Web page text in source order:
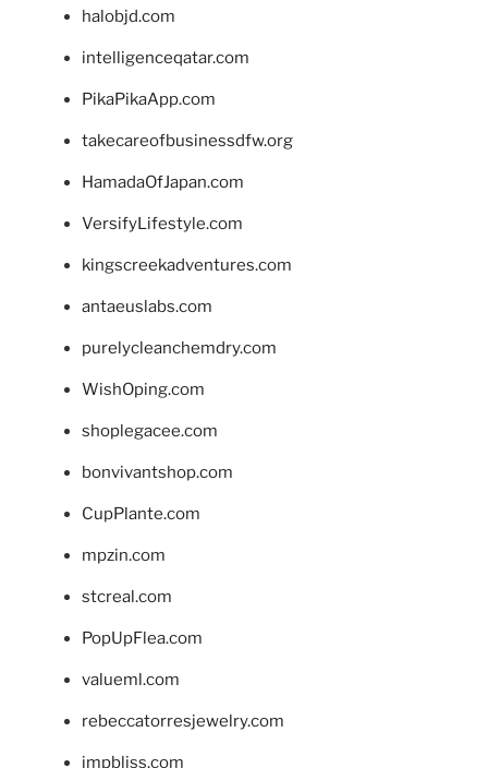
halobjd.com
intelligenceqatar.com
PikaPikaApp.com
takecareofbusinessdfw.org
HamadaOfJapan.com
VersifyLifestyle.com
kingscreekadventures.com
antaeuslabs.com
purelycleanchemdry.com
WishOping.com
shoplegacee.com
bonvivantshop.com
CupPlante.com
mpzin.com
stcreal.com
PopUpFlea.com
valueml.com
rebeccatorresjewelry.com
jmpbliss.com